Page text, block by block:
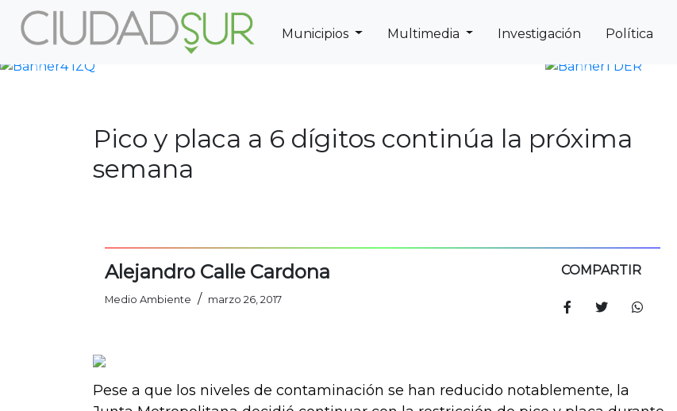
Municipios Multimedia Investigación Política
Previous Previous
Pico y placa a 6 dígitos continúa la próxima
semana
Alejandro Calle Cardona
Medio Ambiente / marzo 26, 2017
COMPARTIR
Pese a que los niveles de contaminación se han reducido notablemente, la